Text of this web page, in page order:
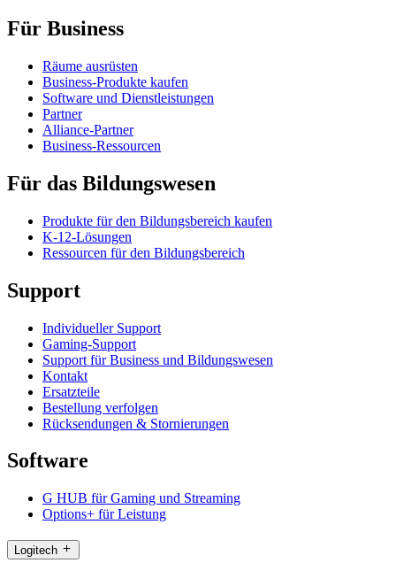
Für Business
Räume ausrüsten
Business-Produkte kaufen
Software und Dienstleistungen
Partner
Alliance-Partner
Business-Ressourcen
Für das Bildungswesen
Produkte für den Bildungsbereich kaufen
K-12-Lösungen
Ressourcen für den Bildungsbereich
Support
Individueller Support
Gaming-Support
Support für Business und Bildungswesen
Kontakt
Ersatzteile
Bestellung verfolgen
Rücksendungen & Stornierungen
Software
G HUB für Gaming und Streaming
Options+ für Leistung
Logitech